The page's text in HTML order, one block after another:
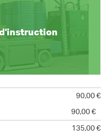
90,00 €
90,00 €
135,00 €